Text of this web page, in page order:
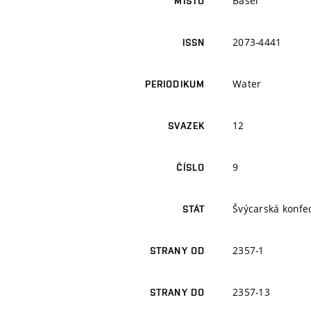
ISSN 2073-4441
PERIODIKUM Water
SVAZEK 12
ČÍSLO 9
STÁT Švýcarská
STRANY OD 2357-1
STRANY DO 2357-13